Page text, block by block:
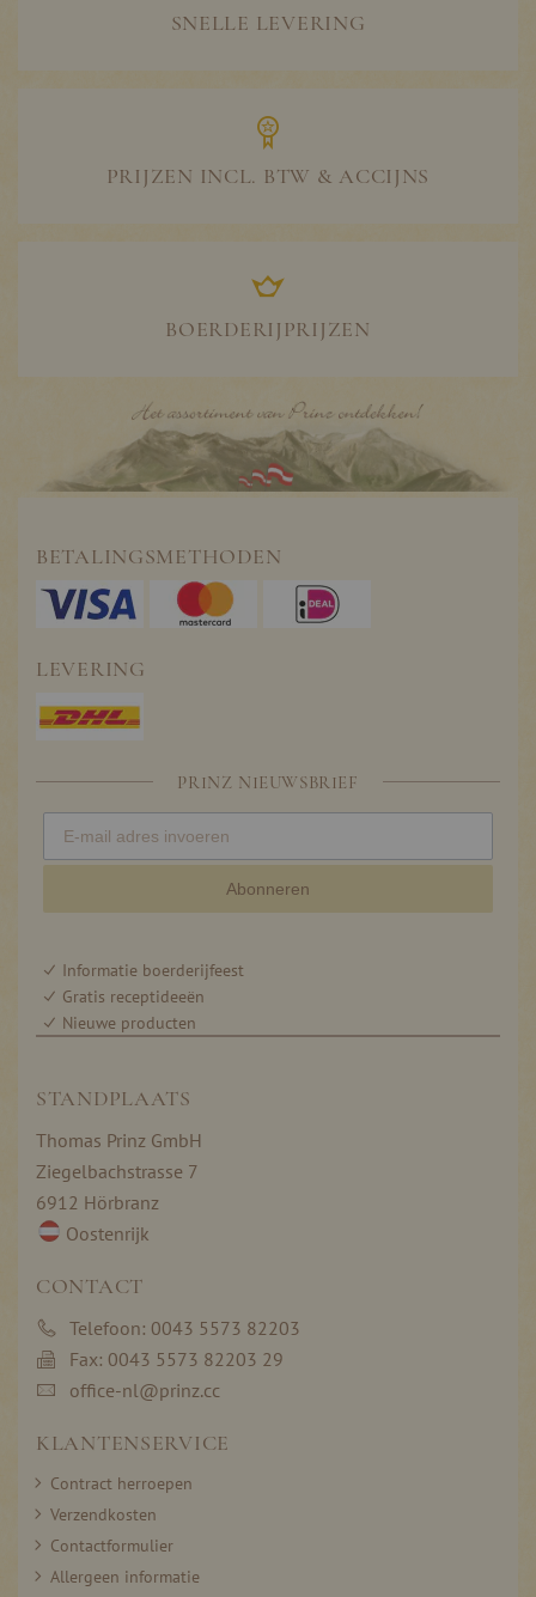
SNELLE LEVERING
PRIJZEN INCL. BTW & ACCIJNS
BOERDERIJPRIJZEN
BETALINGSMETHODEN
LEVERING
PRINZ NIEUWSBRIEF
Abonneren
Informatie boerderijfeest
Gratis receptideeën
Nieuwe producten
STANDPLAATS
Thomas Prinz GmbH
Ziegelbachstrasse 7
6912 Hörbranz
Oostenrijk
CONTACT
Telefoon: 0043 5573 82203
Fax: 0043 5573 82203 29
office-nl@prinz.cc
KLANTENSERVICE
Contract herroepen
Verzendkosten
Contactformulier
Allergeen informatie